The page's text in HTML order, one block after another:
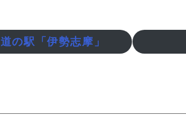
道の駅「伊勢志摩」